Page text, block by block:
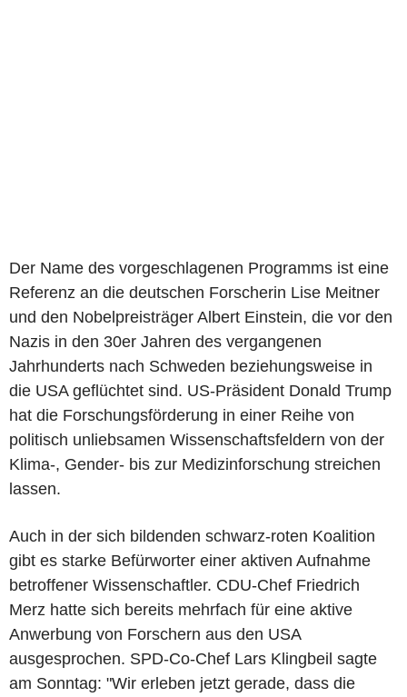
Der Name des vorgeschlagenen Programms ist eine
Referenz an die deutschen Forscherin Lise Meitner
und den Nobelpreisträger Albert Einstein, die vor den
Nazis in den 30er Jahren des vergangenen
Jahrhunderts nach Schweden beziehungsweise in
die USA geflüchtet sind. US-Präsident Donald Trump
hat die Forschungsförderung in einer Reihe von
politisch unliebsamen Wissenschaftsfeldern von der
Klima-, Gender- bis zur Medizinforschung streichen
lassen.
Auch in der sich bildenden schwarz-roten Koalition
gibt es starke Befürworter einer aktiven Aufnahme
betroffener Wissenschaftler. CDU-Chef Friedrich
Merz hatte sich bereits mehrfach für eine aktive
Anwerbung von Forschern aus den USA
ausgesprochen. SPD-Co-Chef Lars Klingbeil sagte
am Sonntag: "Wir erleben jetzt gerade, dass die